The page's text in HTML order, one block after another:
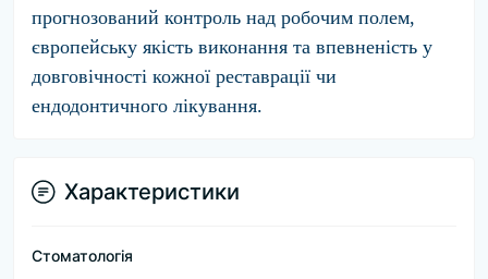
прогнозований контроль над робочим полем,
європейську якість виконання та впевненість у
довговічності кожної реставрації чи
ендодонтичного лікування.
Характеристики
Стоматологія